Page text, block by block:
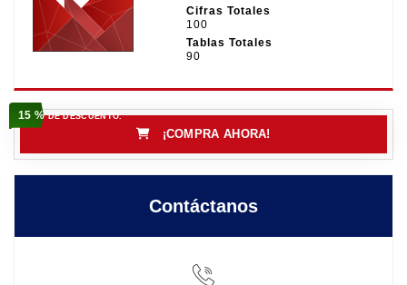
Cifras Totales
100
Tablas Totales
90
15 %DE DESCUENTO.
¡COMPRA AHORA!
Contáctanos